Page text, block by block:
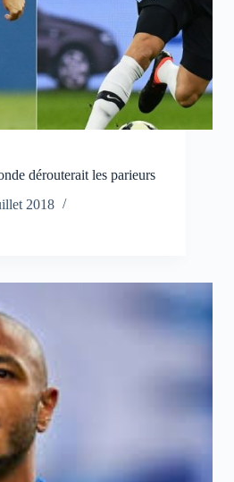
dérouterait les parieurs
2018